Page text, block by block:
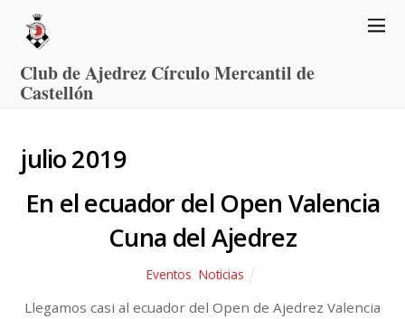
Club de Ajedrez Círculo Mercantil de
Castellón
julio 2019
En el ecuador del Open Valencia
Cuna del Ajedrez
Eventos Noticias
Llegamos casi al ecuador del Open de Ajedrez Valencia